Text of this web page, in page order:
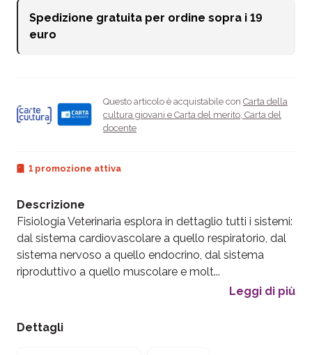
Spedizione gratuita per ordine sopra i 19
euro
Questo articolo è acquistabile con Carta della
cultura giovani e Carta del merito Carta del
docente
1 promozione attiva
Descrizione
Fisiologia Veterinaria esplora in dettaglio tutti i sistemi:
dal sistema cardiovascolare a quello respiratorio, dal
sistema nervoso a quello endocrino, dal sistema
riproduttivo a quello muscolare e molt...
Leggi di più
Dettagli